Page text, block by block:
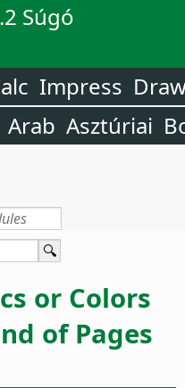
Súgó
Impress
Arab Asztúriai
or Colors
of Pages